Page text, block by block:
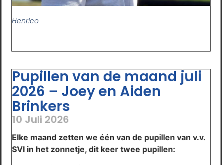
Henrico
Pupillen van de maand juli
2026 – Joey en Aiden
Brinkers
10 Juli 2026
Elke maand zetten we één van de pupillen van v.v.
SVI in het zonnetje, dit keer twee pupillen: